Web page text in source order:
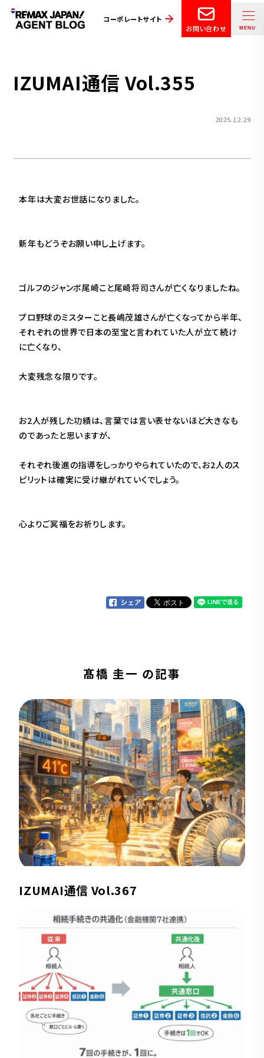
コーポレートサイト
お問い合わせ
IZUMAI通信 Vol.355
2025.12.29
本年は大変お世話になりました。
新年もどうぞお願い申し上げます。
ゴルフのジャンボ尾崎こと尾崎将司さんが亡くなりましたね。
プロ野球のミスターこと長嶋茂雄さんが亡くなってから半年、
それぞれの世界で日本の至宝と言われていた人が立て続け
に亡くなり、
大変残念な限りです。
お2人が残した功績は、言葉では言い表せないほど大きなも
のであったと思いますが、
それぞれ後進の指導をしっかりやられていたので、お2人のス
ピリットは確実に受け継がれていくでしょう。
心よりご冥福をお祈りします。
髙橋 圭一 の記事
IZUMAI通信 Vol.367